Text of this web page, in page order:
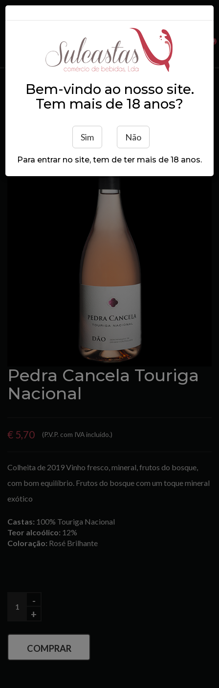
Login Registe-se 0
Pedra Cancela Touriga Nacional
Pedra Cancela Touriga
Nacional
€ 5,70 (P.V.P. com IVA incluído.)
Colheita de 2019 Vinho fresco, mineral, frutos do bosque,
com bom equilíbrio. Frutos do bosque com um toque mineral
exótico
Castas: 100% Touriga Nacional
Teor alcoólico: 12%
Coloração: Rosé Brilhante
COMPRAR
Bem-vindo ao nosso site.
Tem mais de 18 anos?
Sim Não
Para entrar no site, tem de ter mais de 18 anos.